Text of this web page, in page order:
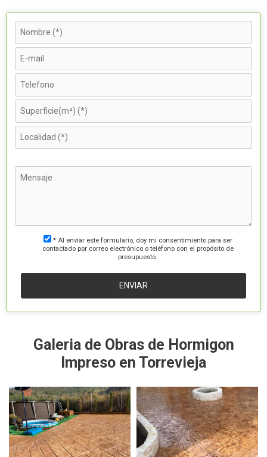
* Al enviar este formulario, doy mi consentimiento para ser
contactado por correo electrónico o teléfono con el propósito de
presupuesto.
Galeria de Obras de Hormigon
Impreso en Torrevieja